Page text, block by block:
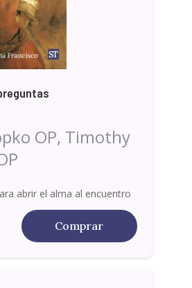
OP, Timothy
abrir el alma al encuentro
Comprar